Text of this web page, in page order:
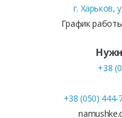
г. Харьков,
График
+38
+38 (050)